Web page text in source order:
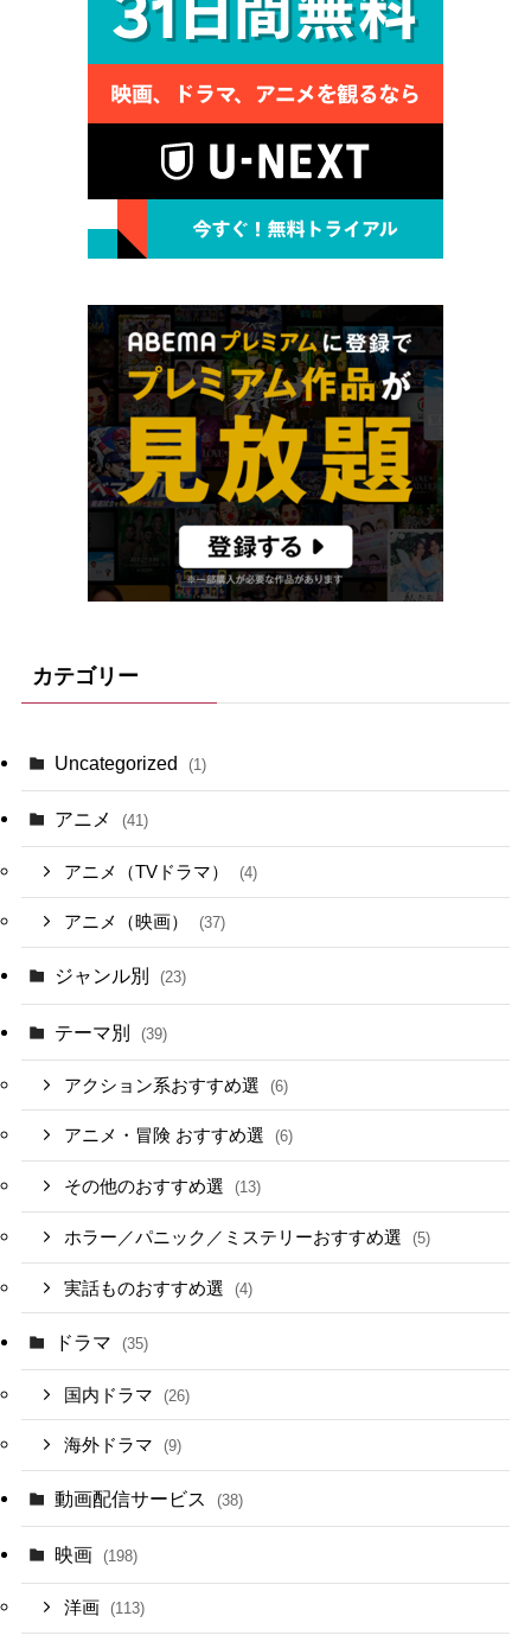
カテゴリー
Uncategorized (1)
アニメ (41)
アニメ（TVドラマ） (4)
アニメ（映画） (37)
ジャンル別 (23)
テーマ別 (39)
アクション系おすすめ選 (6)
アニメ・冒険 おすすめ選 (6)
その他のおすすめ選 (13)
ホラー／パニック／ミステリーおすすめ選 (5)
実話ものおすすめ選 (4)
ドラマ (35)
国内ドラマ (26)
海外ドラマ (9)
動画配信サービス (38)
映画 (198)
洋画 (113)